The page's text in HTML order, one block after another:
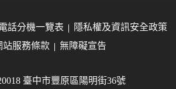
話分機一覽表
隱私權及資訊安全政策
站服務條款
無障礙宣告
臺中市豐原區陽明街36號